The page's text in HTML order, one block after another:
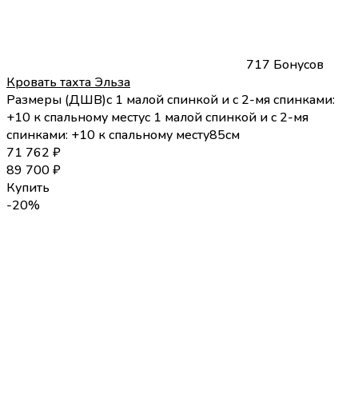
717 Бонусов
Кровать тахта Эльза
Размеры (ДШВ)с 1 малой спинкой и с 2-мя спинками:
+10 к спальному местус 1 малой спинкой и с 2-мя
спинками: +10 к спальному месту85см
71 762 ₽
89 700₽
Купить
-20%